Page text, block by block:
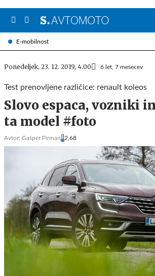
E-mobilnost
Ponedeljek, 23. 12. 2019, 4.00 6 let, 7 mesecev
Test prenovljene različice: renault koleos
Slovo espaca, vozniki
ta model #foto
Avtor: Gašper Pirman 2,68